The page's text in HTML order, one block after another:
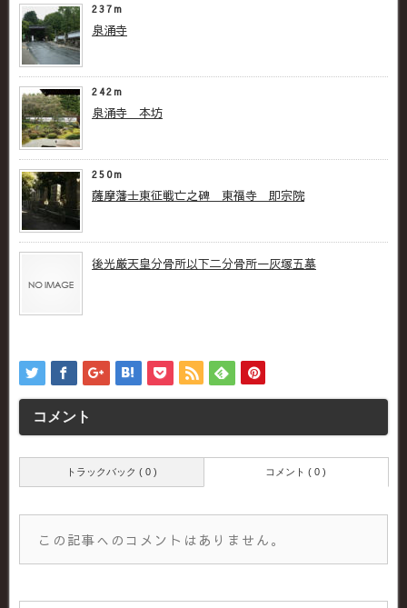
237m
泉涌寺
242m
泉涌寺 本坊
250m
薩摩藩士東征戦亡之碑 東福寺 即宗院
後光厳天皇分骨所以下二分骨所一灰塚五墓
コメント
トラックバック ( 0 ) コメント ( 0 )
この記事へのコメントはありません。